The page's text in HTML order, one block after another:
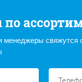
менеджеры свяжутся